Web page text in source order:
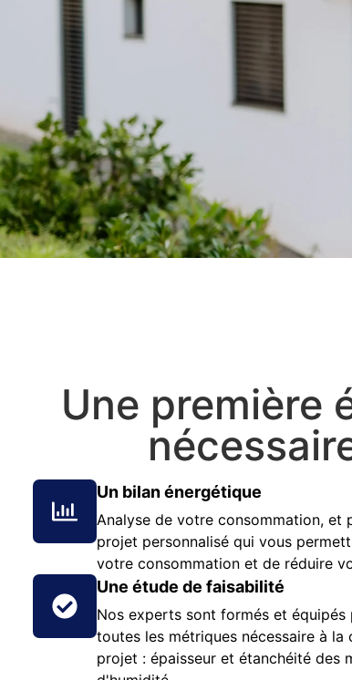
Une première
Un bilan énergétique
Analyse de votre consommation, et
projet personnalisé qui vous
votre consommation et de réduire
Une étude de faisabilité
Nos experts sont formés et équipés
toutes les métriques nécessaire à
projet : épaisseur et étanchéité des